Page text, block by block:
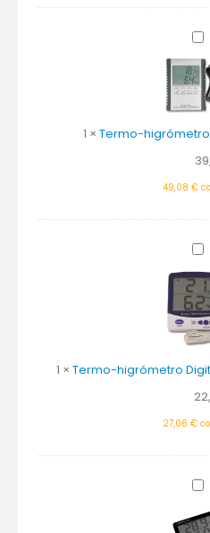
1 × Termo-
49,08 €
1 × Termo-higrómetro
27,06 €